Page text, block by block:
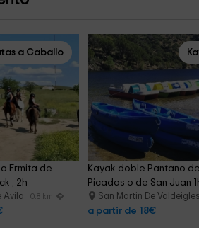
a Caballo
Ermita de
, 2h
Avila 0.8 km
Kayak doble Pantano de
Picadas o de San Juan
San Martin De
a partir de 18€